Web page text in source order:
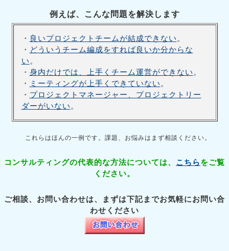
例えば、こんな問題を解決します
・ 良いプロジェクトチームが結成できない 。
・ どういうチーム編成をすれば良いか分からな
い 。
・ 身内だけでは、上手くチーム運営ができない 。
・
ミーティングが上手くできていない 。
・ プロジェクトマネージャー、プロジェクトリー
ダーがいない 。
これらはほんの一例です。課題、お悩みはまず相談ください。
コンサルティングの代表的な方法については、 こちらをご覧
ください。
ご相談、お問い合わせは、まずは下記までお気軽にお問い合
わせください